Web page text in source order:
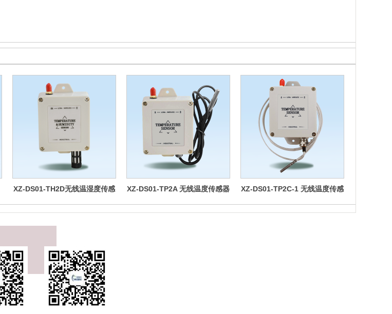
XZ-DS01-TH2D无线温湿度传感
XZ-DS01-TP2A 无线温度传感器
XZ-DS01-TP2C-1 无线温度传感